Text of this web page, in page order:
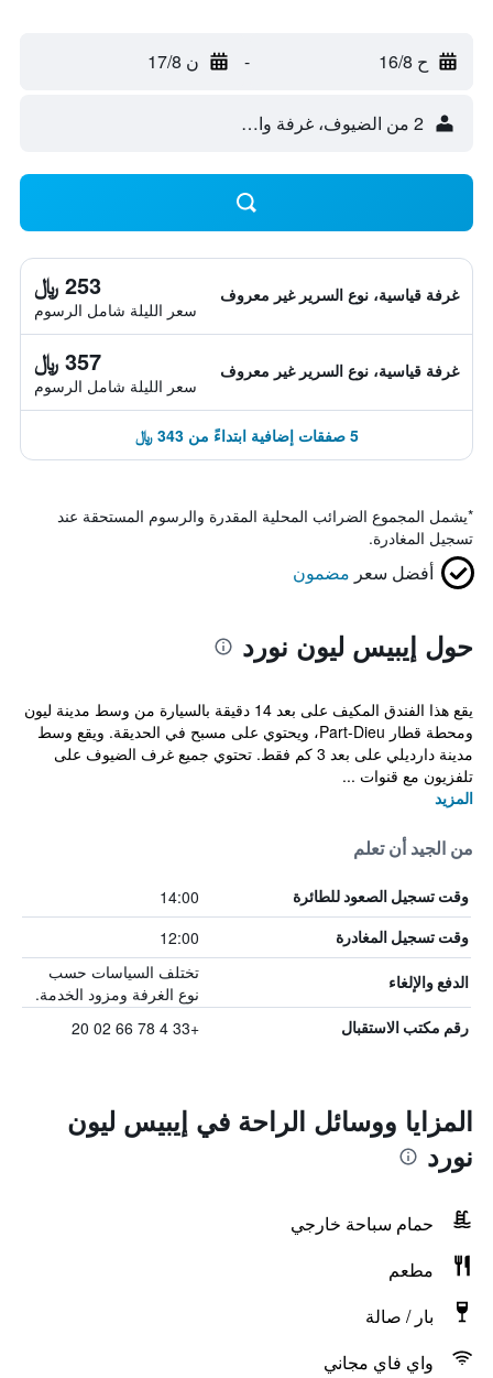
ح 16/8 - ن 17/8
2 من الضيوف، غرفة واحدة
غرفة قياسية، نوع السرير غير معروف 253 ﷼
سعر الليلة شامل الرسوم
غرفة قياسية، نوع السرير غير معروف 357 ﷼
سعر الليلة شامل الرسوم
5 صفقات إضافية ابتداءً من 343 ﷼
*يشمل المجموع الضرائب المحلية المقدرة والرسوم المستحقة عند
تسجيل المغادرة.
أفضل سعر مضمون
حول إيبيس ليون نورد
يقع هذا الفندق المكيف على بعد 14 دقيقة بالسيارة من وسط مدينة ليون
ومحطة قطار Part-Dieu، ويحتوي على مسبح في الحديقة. ويقع وسط
مدينة دارديلي على بعد 3 كم فقط. تحتوي جميع غرف الضيوف على
تلفزيون مع قنوات ...
المزيد
من الجيد أن تعلم
وقت تسجيل الصعود للطائرة 14:00
وقت تسجيل المغادرة 12:00
الدفع والإلغاء
تختلف السياسات حسب
نوع الغرفة ومزود الخدمة.
رقم مكتب الاستقبال +33 4 78 66 02 20
المزايا ووسائل الراحة في إيبيس ليون
نورد
حمام سباحة خارجي
مطعم
بار / صالة
واي فاي مجاني